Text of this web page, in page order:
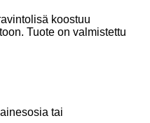
koostuu
Tuote on valmistettu
tai